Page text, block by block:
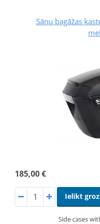
Sānu bagāžas
185,00 €
Ielikt
Side cases